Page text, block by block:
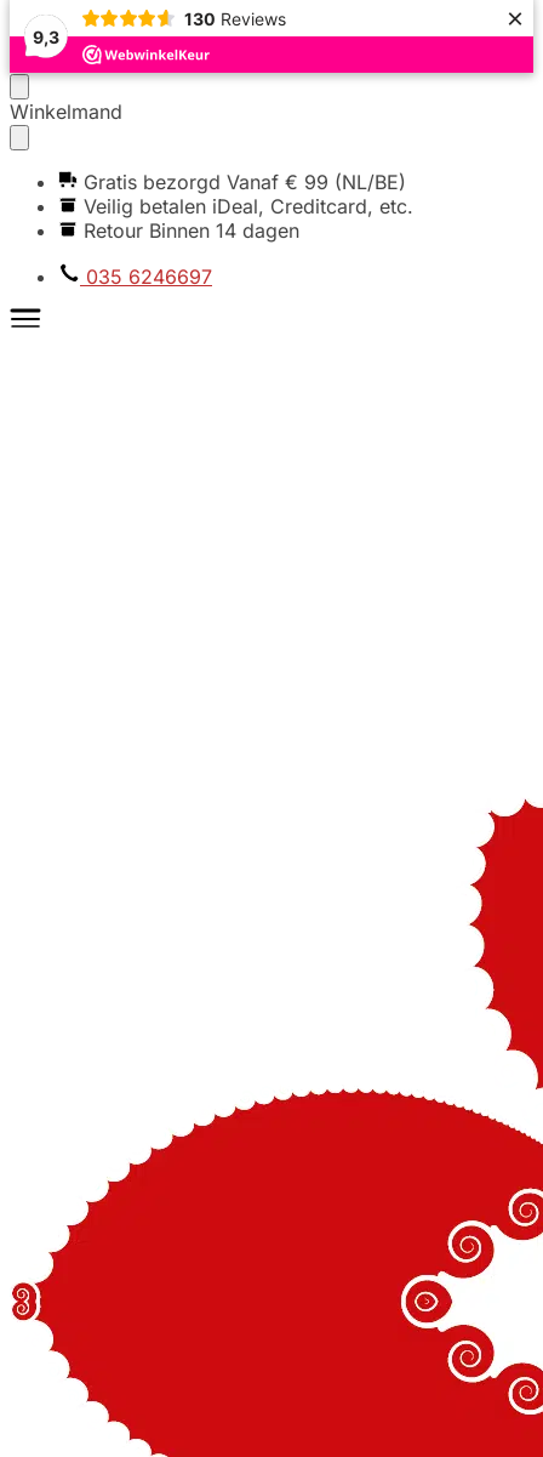
9,3
130 Reviews ×
Verder
naar
Ga
naar
inhoud
Winkelmand
Gratis bezorgd Vanaf € 99 (NL/BE)
Veilig betalen iDeal, Creditcard, etc.
Retour Binnen 14 dagen
035 6246697